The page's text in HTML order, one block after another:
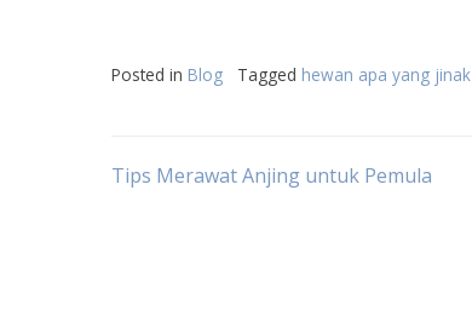
Posted in Blog Tagged hewan apa yang jinak
Post
Tips Merawat Anjing untuk Pemula